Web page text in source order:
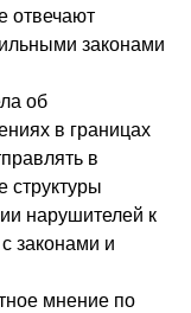
отвечают
законами
об
в границах
в
структуры
нарушителей к
законами и
мнение по